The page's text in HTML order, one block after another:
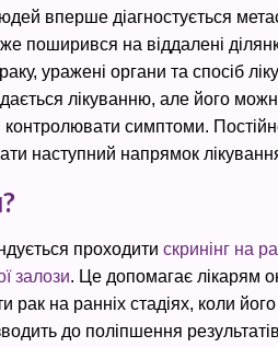
вперше діагностується
поширився на віддалені
уражені органи та спосіб
лікуванню, але його
контролювати симптоми.
наступний напрямок
проходити скринінг на
залози. Це допомагає лікарям
рак на ранніх стадіях, коли
до поліпшення